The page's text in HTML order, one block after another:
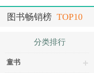
图书畅销榜 TOP10
分类排行
童书